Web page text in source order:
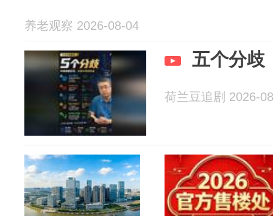
养老观察 2026-08-04
五个分歧
荷兰豆追剧 2026-